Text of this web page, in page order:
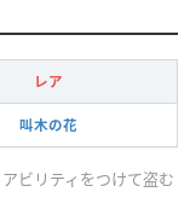
レア
叫木の花
ビリティをつけて盗む